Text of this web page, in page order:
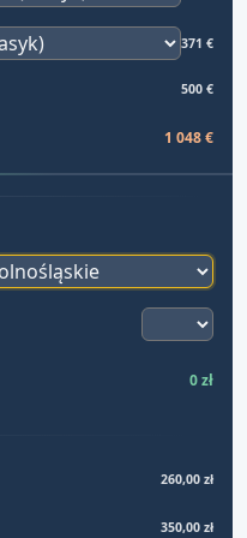
371 €
500 €
1 048 €
0 zł
260,00 zł
350,00 zł